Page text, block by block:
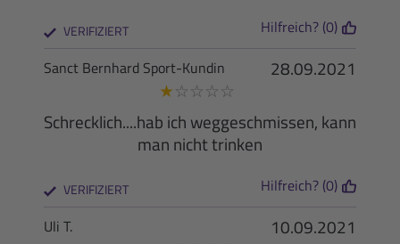
VERIFIZIERT Hilfreich? (0)
28.09.2021
Sanct Bernhard Sport-Kundin
★ ☆ ☆ ☆ ☆
Schrecklich....hab ich weggeschmissen, kann
man nicht trinken
VERIFIZIERT Hilfreich? (0)
10.09.2021
Uli T.